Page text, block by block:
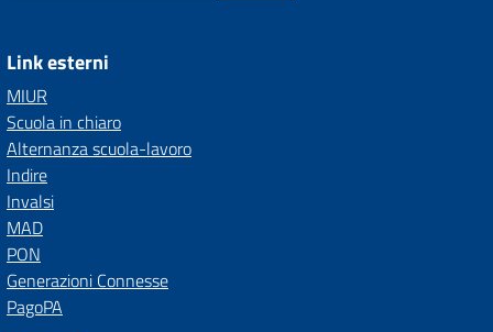
Link esterni
MIUR
Scuola in chiaro
Alternanza scuola-lavoro
Indire
Invalsi
MAD
PON
Generazioni Connesse
PagoPA